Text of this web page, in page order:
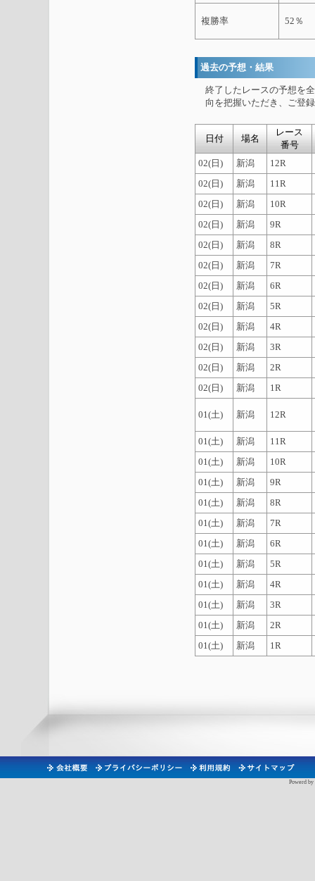
複勝率 52％
過去の予想・結果
終了したレースの予想を
向を把握いただき、ご登
日付 場名
レース
番号
02(日)
新潟
12R
02(日)
新潟
11R
02(日)
新潟
10R
02(日)
新潟
9R
02(日)
新潟
8R
02(日)
新潟
7R
02(日)
新潟
6R
02(日)
新潟
5R
02(日)
新潟
4R
02(日)
新潟
3R
02(日)
新潟
2R
02(日)
新潟 1R
01(土) 新潟 12R
01(土) 新潟
11R
01(土)
新潟
10R
01(土)
新潟
9R
01(土)
新潟
8R
01(土)
新潟
7R
01(土)
新潟
6R
01(土)
新潟
5R
01(土)
新潟
4R
01(土)
新潟
3R
01(土)
新潟
2R
01(土)
新潟 1R
Powerd by